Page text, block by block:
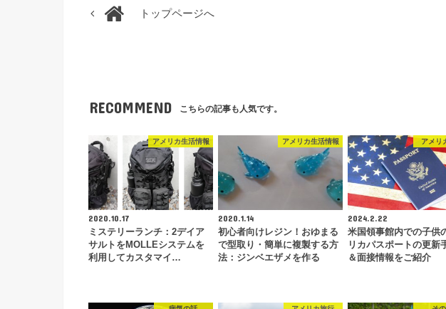
トップページへ
RECOMMEND こちらの記事も人気です。
アメリカ生活情報
2020.10.17
ミステリーランチ：2デイア
サルトをMOLLEシステムを
利用してカスタマイ…
アメリカ生活情報
2020.1.14
初心者向けレジン！おゆまる
で型取り・簡単に複製する方
法：ジンベエザメを作る
アメリ
2024.2.22
米国領事館内での子供
リカパスポートの更新
＆面接情報をご紹介